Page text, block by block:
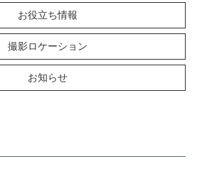
お役立ち情報
撮影ロケーション
お知らせ